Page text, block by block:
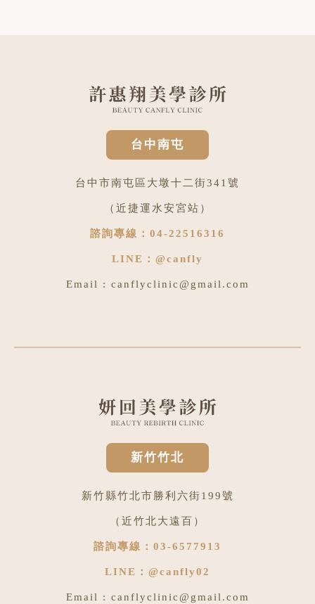
台中南屯
台中市南屯區大墩十二街341號
（近捷運水安宮站）
諮詢專線： 04-22516316
LINE： @canfly
Email : canflyclinic@gmail.com
新竹竹北
新竹縣竹北市勝利六街199號
（近竹北大遠百）
諮詢專線： 03-6577913
LINE： @canfly02
Email : canflyclinic@gmail.com